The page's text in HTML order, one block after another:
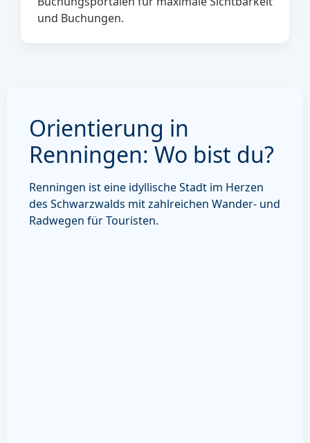
und Buchungen.
Orientierung in
Renningen: Wo bist du?
Renningen ist eine idyllische Stadt im Herzen
des Schwarzwalds mit zahlreichen Wander- und
Radwegen für Touristen.